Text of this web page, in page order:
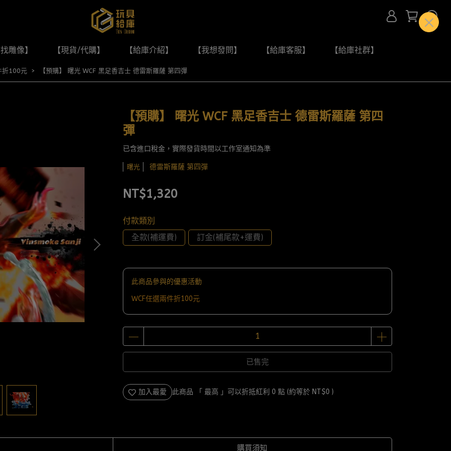
雕像】 【現貨/代購】 【給庫介紹】 【我想發問】 【給庫客服】 【給庫社群】
折100元 【預購】 曙光 WCF 黑足香吉士 德雷斯羅薩 第四彈
【預購】 曙光 WCF 黑足香吉士 德雷斯羅薩 第四
彈
已含進口稅金，實際發貨時間以工作室通知為準
曙光 德雷斯羅薩 第四彈
NT$1,320
付款類別
全款(補運費)
訂金(補尾款+運費)
此商品參與的優惠活動
WCF任選兩件折100元
已售完
加入最愛 此商品 「 最高 」可以折抵紅利 0 點 (約等於 NT$0 )
購買須知